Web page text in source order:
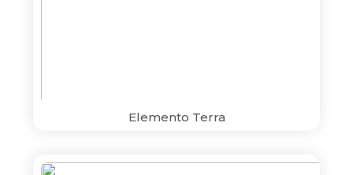
Elemento Terra